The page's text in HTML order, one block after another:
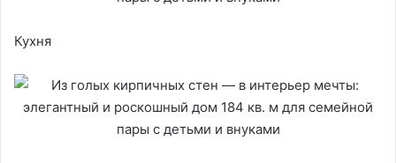
Кухня